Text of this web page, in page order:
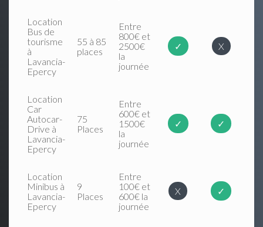
Location
Bus de
tourisme
à
Lavancia-
Epercy
55 à 85
places
Entre
800€ et
2500€
la
journée
✓ X
Location
Car
Autocar-
Drive à
Lavancia-
Epercy
75
Places
Entre
600€ et
1500€
la
journée
✓ ✓
Location
Minibus à
Lavancia-
Epercy
9
Places
Entre
100€ et
600€ la
journée
X ✓